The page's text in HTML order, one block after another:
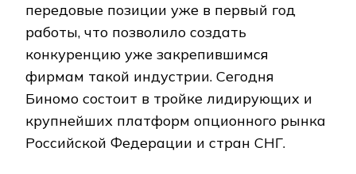
передовые позиции уже в первый год
работы, что позволило создать
конкуренцию уже закрепившимся
фирмам такой индустрии. Сегодня
Биномо состоит в тройке лидирующих и
крупнейших платформ опционного рынка
Российской Федерации и стран СНГ.